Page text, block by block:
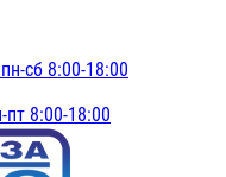
сб 8:00-18:00
8:00-18:00